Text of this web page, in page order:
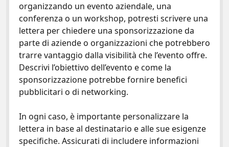
organizzando un evento aziendale, una
conferenza o un workshop, potresti scrivere una
lettera per chiedere una sponsorizzazione da
parte di aziende o organizzazioni che potrebbero
trarre vantaggio dalla visibilità che l’evento offre.
Descrivi l’obiettivo dell’evento e come la
sponsorizzazione potrebbe fornire benefici
pubblicitari o di networking.
In ogni caso, è importante personalizzare la
lettera in base al destinatario e alle sue esigenze
specifiche. Assicurati di includere informazioni